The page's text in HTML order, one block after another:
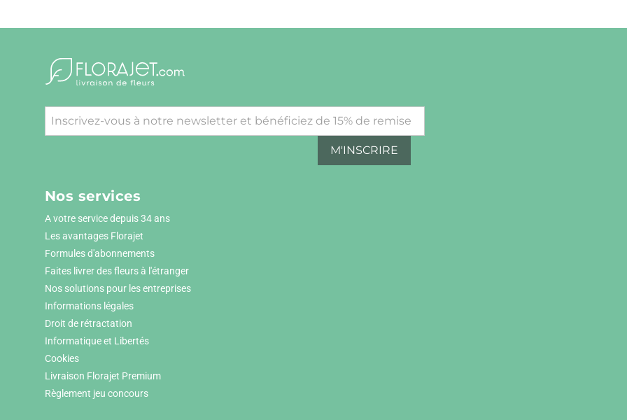
M'INSCRIRE
Nos services
A votre service depuis 34 ans
Les avantages Florajet
Formules d'abonnements
Faites livrer des fleurs à l'étranger
Nos solutions pour les entreprises
Informations légales
Droit de rétractation
Informatique et Libertés
Cookies
Livraison Florajet Premium
Règlement jeu concours